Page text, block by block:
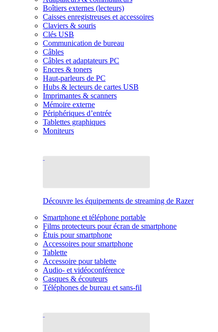
Boîtiers externes (lecteurs)
Caisses enregistreuses et accessoires
Claviers & souris
Clés USB
Communication de bureau
Câbles
Câbles et adaptateurs PC
Encres & toners
Haut-parleurs de PC
Hubs & lecteurs de cartes USB
Imprimantes & scanners
Mémoire externe
Périphériques d’entrée
Tablettes graphiques
Moniteurs
Découvre les équipements de streaming de Razer
Smartphone et téléphone portable
Films protecteurs pour écran de smartphone
Étuis pour smartphone
Accessoires pour smartphone
Tablette
Accessoire pour tablette
Audio- et vidéoconférence
Casques & écouteurs
Téléphones de bureau et sans-fil